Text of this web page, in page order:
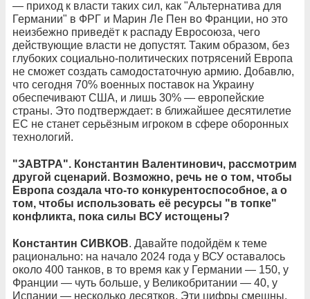
— приход к власти таких сил, как "Альтернатива для
Германии" в ФРГ и Марин Ле Пен во Франции, но это
неизбежно приведёт к распаду Евросоюза, чего
действующие власти не допустят. Таким образом, без
глубоких социально-политических потрясений Европа
не сможет создать самодостаточную армию. Добавлю,
что сегодня 70% военных поставок на Украину
обеспечивают США, и лишь 30% — европейские
страны. Это подтверждает: в ближайшее десятилетие
ЕС не станет серьёзным игроком в сфере оборонных
технологий.
"ЗАВТРА". Константин Валентинович, рассмотрим
другой сценарий. Возможно, речь не о том, чтобы
Европа создала что-то конкурентоспособное, а о
том, чтобы использовать её ресурсы "в топке"
конфликта, пока силы ВСУ истощены?
Константин СИВКОВ. Давайте подойдём к теме
рационально: на начало 2024 года у ВСУ оставалось
около 400 танков, в то время как у Германии — 150, у
Франции — чуть больше, у Великобритании — 40, у
Испании — несколько десятков. Эти цифры смешны.